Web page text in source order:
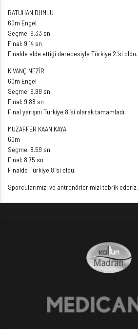
BATUHAN DUMLU
60m Engel
Seçme: 9.33 sn
Final: 9.14 sn
Finalde elde ettiği derecesiyle Türkiye 2.’si oldu.
KIVANÇ NEZİR
60m Engel
Seçme: 9.89 sn
Final: 9.88 sn
Final yarışını Türkiye 8.’si olarak tamamladı.
MUZAFFER KAAN KAYA
60m
Seçme: 8.59 sn
Final: 8.75 sn
Finalde Türkiye 8.’si oldu.
Sporcularımızı ve antrenörlerimizi tebrik ederiz.